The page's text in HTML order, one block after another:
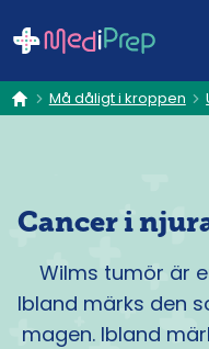
hem Må dåligt i kroppen
Cancer i
Wilms tumör är
Ibland märks den
magen. Ibland